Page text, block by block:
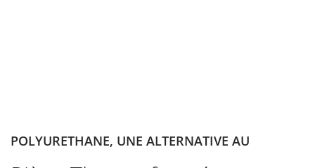
POLYURETHANE, UNE ALTERNATIVE AU